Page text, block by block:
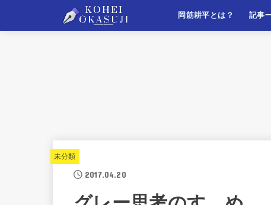
岡筋耕平とは？ 記事
マー
ライ
ビジ
未分類
2017.04.20